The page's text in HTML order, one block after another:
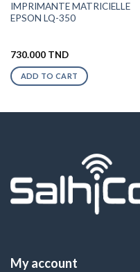
IMPRIMANTE MATRICIELLE
EPSON LQ-350
730.000 TND
ADD TO CART
My account